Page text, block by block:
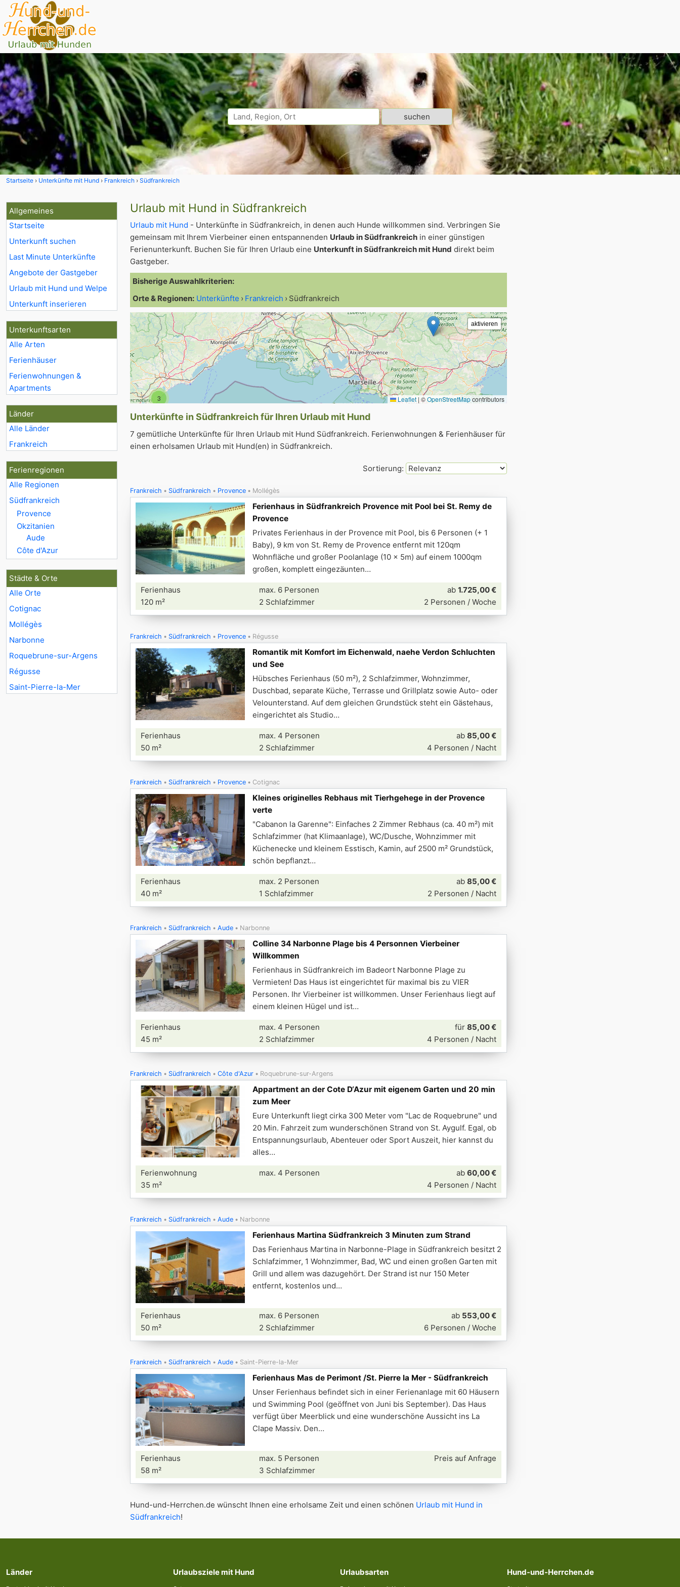
Startseite Unterkünfte mit Hund Frankreich Südfrankreich
Allgemeines
Startseite
Unterkunft suchen
Last Minute Unterkünfte
Angebote der Gastgeber
Urlaub mit Hund und Welpe
Unterkunft inserieren
Unterkunftsarten
Alle Arten
Ferienhäuser
Ferienwohnungen &
Apartments
Länder
Alle Länder
Frankreich
Ferienregionen
Alle Regionen
Südfrankreich
Provence
Okzitanien
Aude
Côte d'Azur
Städte & Orte
Alle Orte
Cotignac
Mollégès
Narbonne
Roquebrune-sur-Argens
Régusse
Saint-Pierre-la-Mer
Urlaub mit Hund in Südfrankreich
Urlaub mit Hund - Unterkünfte in Südfrankreich, in denen auch Hunde willkommen sind. Verbringen Sie
gemeinsam mit Ihrem Vierbeiner einen entspannenden Urlaub in Südfrankreich in einer günstigen
Ferienunterkunft. Buchen Sie für Ihren Urlaub eine Unterkunft in Südfrankreich mit Hund direkt beim
Gastgeber.
Bisherige Auswahlkriterien:
Orte & Regionen: Unterkünfte Frankreich Südfrankreich
3 Leaflet | ©OpenStreetMapcontributors
Unterkünfte in Südfrankreich für Ihren Urlaub mit Hund
7 gemütliche Unterkünfte für Ihren Urlaub mit Hund Südfrankreich. Ferienwohnungen & Ferienhäuser für
einen erholsamen Urlaub mit Hund(en) in Südfrankreich.
Sortierung:
Frankreich Südfrankreich Provence Mollégès
Ferienhaus in Südfrankreich Provence mit Pool bei St. Remy de
Provence
Privates Ferienhaus in der Provence mit Pool, bis 6 Personen (+ 1
Baby), 9 km von St. Remy de Provence entfernt mit 120qm
Wohnfläche und großer Poolanlage (10 x 5m) auf einem 1000qm
großen, komplett eingezäunten
Ferienhaus
120 m²
max. 6 Personen
2 Schlafzimmer
ab 1.725,00 €
2 Personen / Woche
Frankreich Südfrankreich Provence Régusse
Romantik mit Komfort im Eichenwald, naehe Verdon Schluchten
und See
Hübsches Ferienhaus (50 m²), 2 Schlafzimmer, Wohnzimmer,
Duschbad, separate Küche, Terrasse und Grillplatz sowie Auto- oder
Velounterstand. Auf dem gleichen Grundstück steht ein Gästehaus,
eingerichtet als Studio
Ferienhaus
50 m²
max. 4 Personen
2 Schlafzimmer
ab 85,00 €
4 Personen / Nacht
Frankreich Südfrankreich Provence Cotignac
Kleines originelles Rebhaus mit Tierhgehege in der Provence
verte
"Cabanon la Garenne": Einfaches 2 Zimmer Rebhaus (ca. 40 m²) mit
Schlafzimmer (hat Klimaanlage), WC/Dusche, Wohnzimmer mit
Küchenecke und kleinem Esstisch, Kamin, auf 2500 m² Grundstück,
schön bepflanzt
Ferienhaus
40 m²
max. 2 Personen
1 Schlafzimmer
ab 85,00 €
2 Personen / Nacht
Frankreich Südfrankreich Aude Narbonne
Colline 34 Narbonne Plage bis 4 Personnen Vierbeiner
Willkommen
Ferienhaus in Südfrankreich im Badeort Narbonne Plage zu
Vermieten! Das Haus ist eingerichtet für maximal bis zu VIER
Personen. Ihr Vierbeiner ist willkommen. Unser Ferienhaus liegt auf
einem kleinen Hügel und ist
Ferienhaus
45 m²
max. 4 Personen
2 Schlafzimmer
für 85,00 €
4 Personen / Nacht
Frankreich Südfrankreich Côte d'Azur Roquebrune-sur-Argens
Appartment an der Cote D‘Azur mit eigenem Garten und 20 min
zum Meer
Eure Unterkunft liegt cirka 300 Meter vom "Lac de Roquebrune" und
20 Min. Fahrzeit zum wunderschönen Strand von St. Aygulf. Egal, ob
Entspannungsurlaub, Abenteuer oder Sport Auszeit, hier kannst du
alles
Ferienwohnung
35 m²
max. 4 Personen ab 60,00 €
4 Personen / Nacht
Frankreich Südfrankreich Aude Narbonne
Ferienhaus Martina Südfrankreich 3 Minuten zum Strand
Das Ferienhaus Martina in Narbonne-Plage in Südfrankreich besitzt 2
Schlafzimmer, 1 Wohnzimmer, Bad, WC und einen großen Garten mit
Grill und allem was dazugehört. Der Strand ist nur 150 Meter
entfernt, kostenlos und
Ferienhaus
50 m²
max. 6 Personen
2 Schlafzimmer
ab 553,00 €
6 Personen / Woche
Frankreich Südfrankreich Aude Saint-Pierre-la-Mer
Ferienhaus Mas de Perimont /St. Pierre la Mer - Südfrankreich
Unser Ferienhaus befindet sich in einer Ferienanlage mit 60 Häusern
und Swimming Pool (geöffnet von Juni bis September). Das Haus
verfügt über Meerblick und eine wunderschöne Aussicht ins La
Clape Massiv. Den
Ferienhaus
58 m²
max. 5 Personen
3 Schlafzimmer
Preis auf Anfrage
Hund-und-Herrchen.de wünscht Ihnen eine erholsame Zeit und einen schönen Urlaub mit Hund in
Südfrankreich!
Länder Urlaubsziele mit Hund Urlaubsarten Hund-und-Herrchen.de